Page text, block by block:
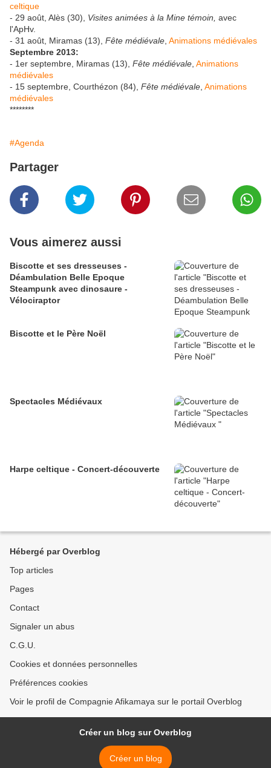
celtique
- 29 août, Alès (30), Visites animées à la Mine témoin, avec
l'ApHv.
- 31 août, Miramas (13), Fête médiévale Animations médiévales
Septembre 2013:
- 1er septembre, Miramas (13), Fête médiévale Animations
médiévales
- 15 septembre, Courthézon (84), Fête médiévale Animations
médiévales
********
#Agenda
Partager
Vous aimerez aussi
Biscotte et ses dresseuses -
Déambulation Belle Epoque
Steampunk avec dinosaure -
Vélociraptor
Biscotte et le Père Noël
Spectacles Médiévaux
Harpe celtique - Concert-découverte
Hébergé par Overblog
Top articles
Pages
Contact
Signaler un abus
C.G.U.
Cookies et données personnelles
Préférences cookies
Voir le profil de Compagnie Afikamaya sur le portail Overblog
Créer un blog sur Overblog
Créer un blog